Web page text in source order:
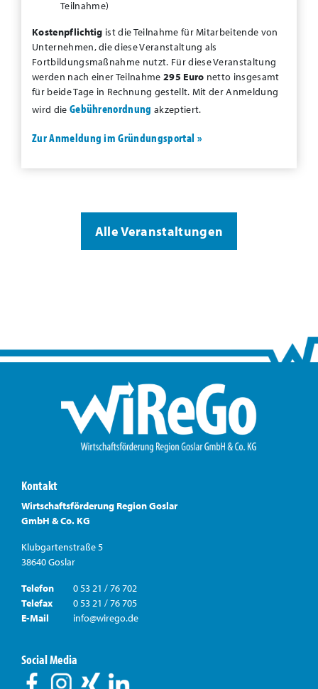
Teilnahme)
Kostenpflichtig ist die Teilnahme für Mitarbeitende von
Unternehmen, die diese Veranstaltung als
Fortbildungsmaßnahme nutzt. Für diese Veranstaltung
werden nach einer Teilnahme 295 Euro netto insgesamt
für beide Tage in Rechnung gestellt. Mit der Anmeldung
wird die Gebührenordnung akzeptiert.
Zur Anmeldung im Gründungsportal »
Alle Veranstaltungen
Kontakt
Wirtschaftsförderung Region Goslar
GmbH & Co. KG
Klubgartenstraße 5
38640 Goslar
Telefon
0 53 21 / 76 702
Telefax
0 53 21 / 76 705
E-Mail
info@wirego.de
Social Media